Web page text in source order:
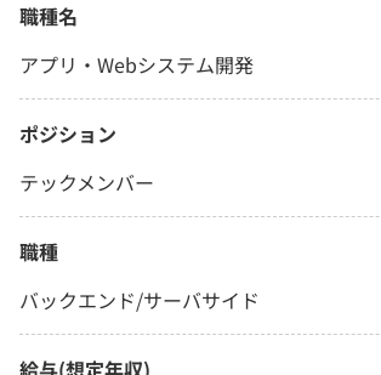
職種名
アプリ・Webシステム開発
ポジション
テックメンバー
職種
バックエンド/サーバサイド